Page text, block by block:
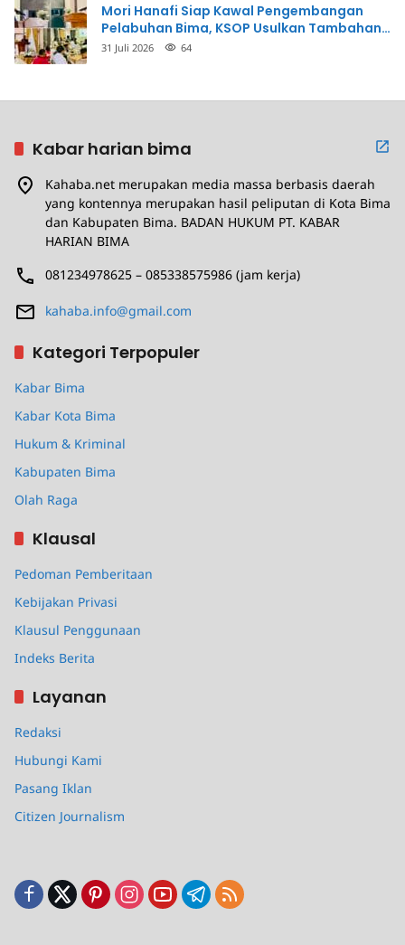
Mori Hanafi Siap Kawal Pengembangan
Pelabuhan Bima, KSOP Usulkan Tambahan
Dermaga Rp400 Miliar
31 Juli 2026 64
Kabar harian bima
Kahaba.net merupakan media massa berbasis daerah
yang kontennya merupakan hasil peliputan di Kota Bima
dan Kabupaten Bima. BADAN HUKUM PT. KABAR
HARIAN BIMA
081234978625 – 085338575986 (jam kerja)
kahaba.info@gmail.com
Kategori Terpopuler
Kabar Bima
Kabar Kota Bima
Hukum & Kriminal
Kabupaten Bima
Olah Raga
Klausal
Pedoman Pemberitaan
Kebijakan Privasi
Klausul Penggunaan
Indeks Berita
Layanan
Redaksi
Hubungi Kami
Pasang Iklan
Citizen Journalism